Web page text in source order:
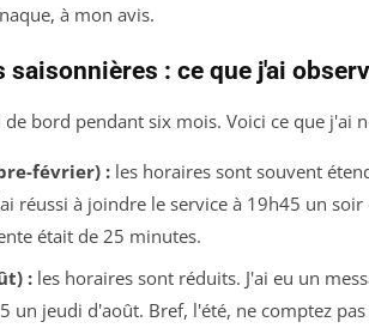
à mon avis.
saisonnières : ce que j'ai
de bord pendant six mois. Voici ce que j'ai
février) :les horaires sont souvent
réussi à joindre le service à 19h45 un soir
était de 25 minutes.
:les horaires sont réduits. J'ai eu un
un jeudi d'août. Bref, l'été, ne comptez